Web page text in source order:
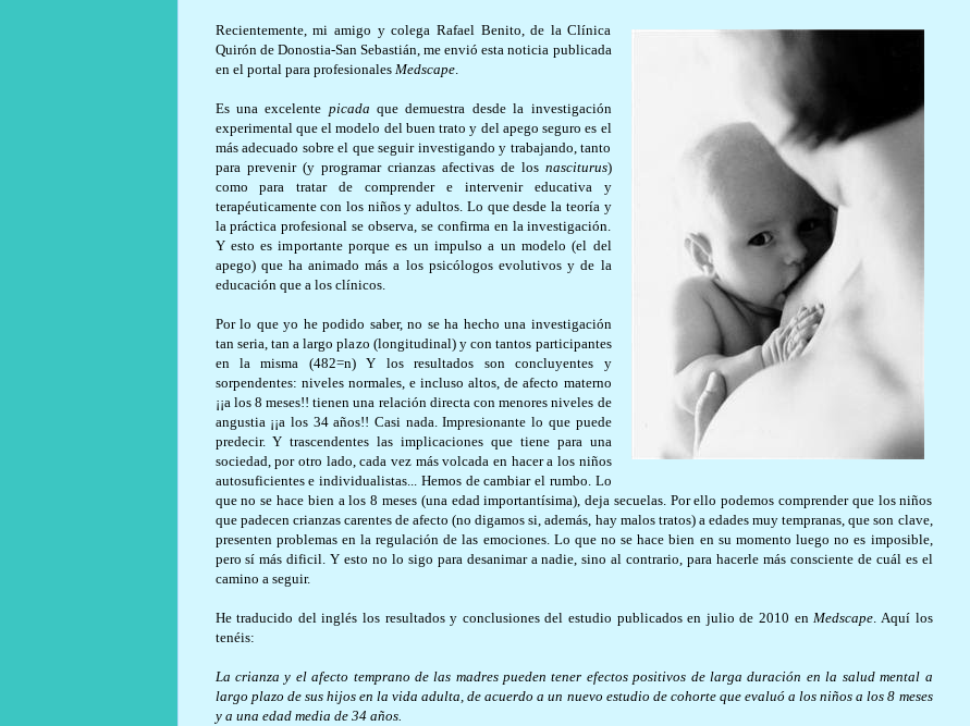
Recientemente, mi amigo y colega Rafael Benito, de la Clínica
Quirón de Donostia-San Sebastián, me envió esta noticia publicada
en el portal para profesionales Medscape.
Es una excelente picada que demuestra desde la investigación
experimental que el modelo del buen trato y del apego seguro es el
más adecuado sobre el que seguir investigando y trabajando, tanto
para prevenir (y programar crianzas afectivas de los nasciturus)
como para tratar de comprender e intervenir educativa y
terapéuticamente con los niños y adultos. Lo que desde la teoría y
la práctica profesional se observa, se confirma en la investigación.
Y esto es importante porque es un impulso a un modelo (el del
apego) que ha animado más a los psicólogos evolutivos y de la
educación que a los clínicos.
Por lo que yo he podido saber, no se ha hecho una investigación
tan seria, tan a largo plazo (longitudinal) y con tantos participantes
en la misma (482=n) Y los resultados son concluyentes y
sorpendentes: niveles normales, e incluso altos, de afecto materno
¡¡a los 8 meses!! tienen una relación directa con menores niveles de
angustia ¡¡a los 34 años!! Casi nada. Impresionante lo que puede
predecir. Y trascendentes las implicaciones que tiene para una
sociedad, por otro lado, cada vez más volcada en hacer a los niños
autosuficientes e individualistas... Hemos de cambiar el rumbo. Lo
que no se hace bien a los 8 meses (una edad importantísima), deja secuelas. Por ello podemos comprender que los niños
que padecen crianzas carentes de afecto (no digamos si, además, hay malos tratos) a edades muy tempranas, que son clave,
presenten problemas en la regulación de las emociones. Lo que no se hace bien en su momento luego no es imposible,
pero sí más dificil. Y esto no lo sigo para desanimar a nadie, sino al contrario, para hacerle más consciente de cuál es el
camino a seguir.
He traducido del inglés los resultados y conclusiones del estudio publicados en julio de 2010 enMedscape. Aquí los
tenéis:
La crianza y el afecto temprano de las madres pueden tener efectos positivos de larga duración en la salud mental a
largo plazo de sus hijos en la vida adulta, de acuerdo a un nuevo estudio de cohorte que evaluó a los niños a los 8 meses
y a una edad media de 34 años.